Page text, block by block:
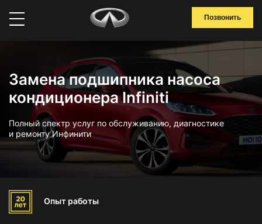
Позвонить
Замена подшипника насоса
кондиционера Infiniti
Полный спектр услуг по обслуживанию, диагностике
и ремонту Инфинити
Опыт работы